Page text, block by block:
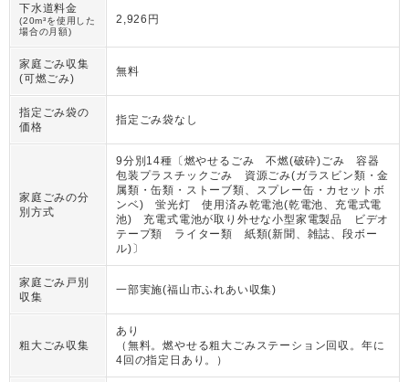
下水道料金
(20m³を使用した
場合の月額)
2,926円
家庭ごみ収集
(可燃ごみ)
無料
指定ごみ袋の
価格
指定ごみ袋なし
家庭ごみの分
別方式
9分別14種〔燃やせるごみ 不燃(破砕)ごみ 容器
包装プラスチックごみ 資源ごみ(ガラスビン類・金
属類・缶類・ストーブ類、スプレー缶・カセットボ
ンベ) 蛍光灯 使用済み乾電池(乾電池、充電式電
池) 充電式電池が取り外せな小型家電製品 ビデオ
テープ類 ライター類 紙類(新聞、雑誌、段ボー
ル)〕
家庭ごみ戸別
収集
一部実施(福山市ふれあい収集)
粗大ごみ収集
あり
（ 無料。燃やせる粗大ごみステーション回収。年に
4回の指定日あり。
）